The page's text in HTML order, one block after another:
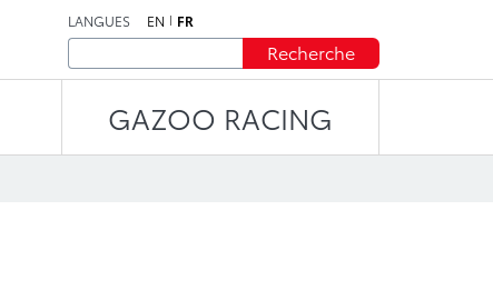
LANGUES EN FR
Recherche
GAZOO RACING